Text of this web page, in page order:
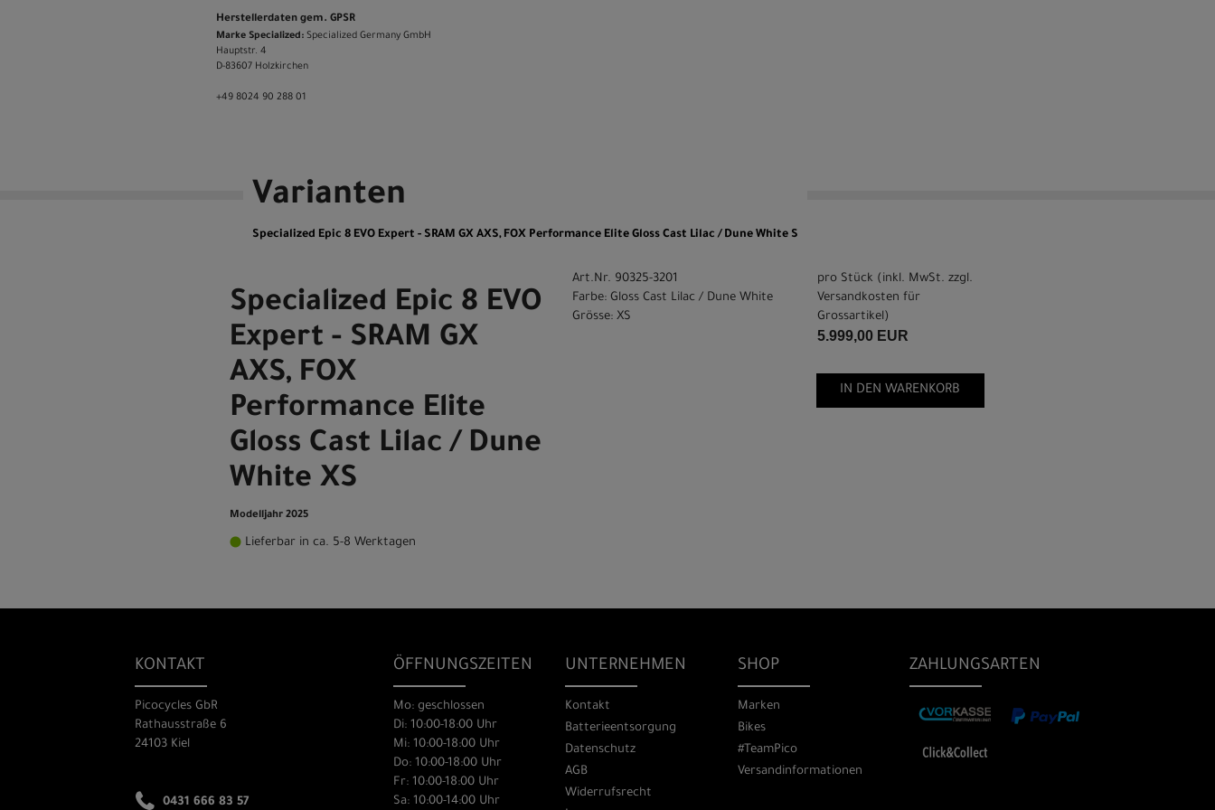
Herstellerdaten gem. GPSR
Marke Specialized: Specialized Germany GmbH
Hauptstr. 4
D-83607 Holzkirchen
+49 8024 90 288 01
Varianten
Specialized Epic 8 EVO Expert - SRAM GX AXS, FOX Performance Elite Gloss Cast Lilac / Dune White S
Specialized Epic 8 EVO
Expert - SRAM GX
AXS, FOX
Performance Elite
Gloss Cast Lilac / Dune
White XS
Modelljahr 2025
Lieferbar in ca. 5-8 Werktagen
Art.Nr. 90325-3201
Farbe: Gloss Cast Lilac / Dune White
Grösse: XS
pro Stück (inkl. MwSt. zzgl.
Versandkosten für
Grossartikel )
5.999,00 EUR
IN DEN WARENKORB
KONTAKT
Picocycles GbR
Rathausstraße 6
24103 Kiel
0431 666 83 57
ÖFFNUNGSZEITEN
Mo: geschlossen
Di: 10:00-18:00 Uhr
Mi: 10:00-18:00 Uhr
Do: 10:00-18:00 Uhr
Fr: 10:00-18:00 Uhr
Sa: 10:00-14:00 Uhr
UNTERNEHMEN
Kontakt
Batterieentsorgung
Datenschutz
AGB
Widerrufsrecht
SHOP
Marken
Bikes
#TeamPico
Versandinformationen
ZAHLUNGSARTEN